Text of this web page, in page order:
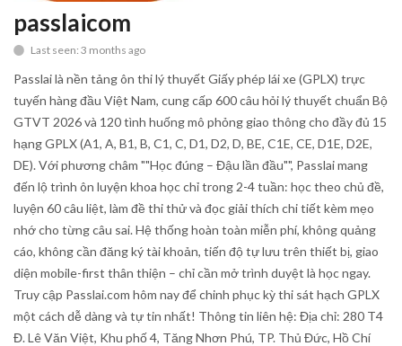
Lifestyle
Gallery
Blog
Trending
Fashion
Sitemap
News
passlaicom
Last seen: 3 months ago
Passlai là nền tảng ôn thi lý thuyết Giấy phép lái xe (GPLX) trực
tuyến hàng đầu Việt Nam, cung cấp 600 câu hỏi lý thuyết chuẩn Bộ
GTVT 2026 và 120 tình huống mô phỏng giao thông cho đầy đủ 15
hạng GPLX (A1, A, B1, B, C1, C, D1, D2, D, BE, C1E, CE, D1E, D2E,
DE). Với phương châm ""Học đúng – Đậu lần đầu"", Passlai mang
đến lộ trình ôn luyện khoa học chỉ trong 2-4 tuần: học theo chủ đề,
luyện 60 câu liệt, làm đề thi thử và đọc giải thích chi tiết kèm mẹo
nhớ cho từng câu sai. Hệ thống hoàn toàn miễn phí, không quảng
cáo, không cần đăng ký tài khoản, tiến độ tự lưu trên thiết bị, giao
diện mobile-first thân thiện – chỉ cần mở trình duyệt là học ngay.
Truy cập Passlai.com hôm nay để chinh phục kỳ thi sát hạch GPLX
một cách dễ dàng và tự tin nhất! Thông tin liên hệ: Địa chỉ: 280 T4
Đ. Lê Văn Việt, Khu phố 4, Tăng Nhơn Phú, TP. Thủ Đức, Hồ Chí